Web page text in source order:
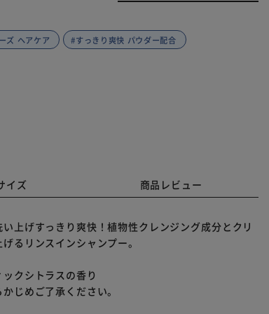
ズ ヘアケア #すっきり爽快 パウダー配合
イズ 商品レビュー
上げすっきり爽快！植物性クレンジング成分とクリ
るリンスインシャンプー。
クシトラスの香り
じめご了承ください。